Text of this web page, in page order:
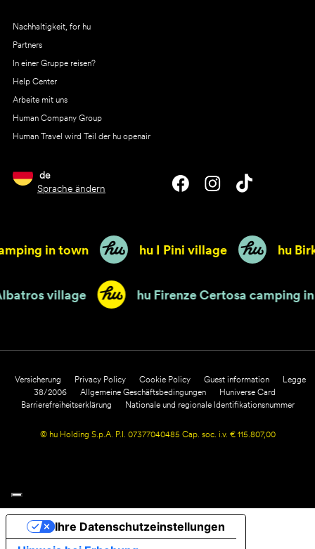
de
Sprache ändern
Nachhaltigkeit, for hu
Partners
In einer Gruppe reisen?
Help Center
Arbeite mit uns
Human Company Group
Human Travel wird Teil der hu openair
in town hu I Pini village hu
Albatros village hu Firenze Certosa
Versicherung Privacy Policy Cookie Policy Guest information
Legge
38/2006
Allgemeine Geschäftsbedingungen
Huniverse Card
Barrierefreiheitserklärung
Nationale und regionale Identifikationsnummer
© hu Holding S.p.A. P.I. 07377040485 Cap. soc. i.v. € 115.807,00
Ihre Datenschutzeinstellungen